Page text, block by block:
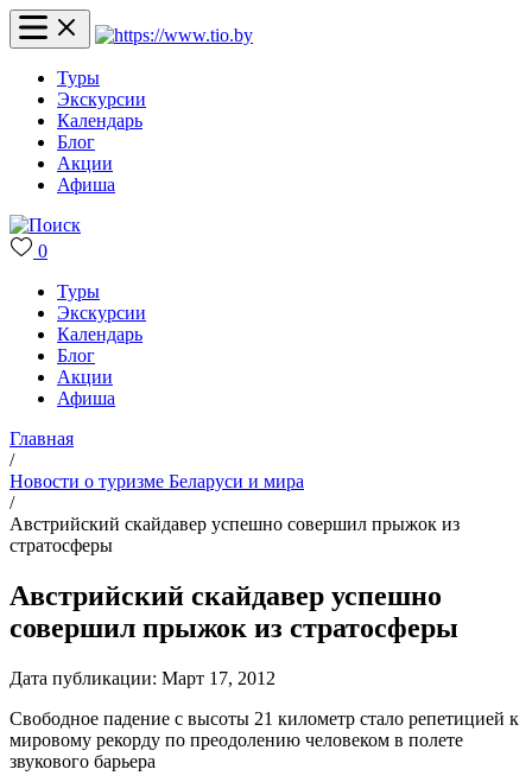
Туры
Экскурсии
Календарь
Блог
Акции
Афиша
0
Туры
Экскурсии
Календарь
Блог
Акции
Афиша
Главная
/
Новости о туризме Беларуси и мира
/
Австрийский скайдавер успешно совершил прыжок из
стратосферы
Австрийский скайдавер успешно
совершил прыжок из стратосферы
Дата публикации: Март 17, 2012
Свободное падение с высоты 21 километр стало репетицией к
мировому рекорду по преодолению человеком в полете
звукового барьера